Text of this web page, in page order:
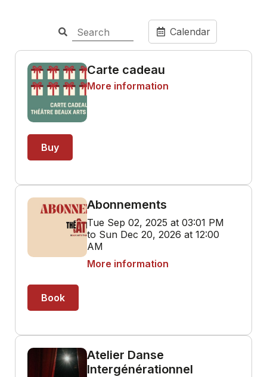
Calendar
Carte cadeau
More information
Buy
Abonnements
Tue Sep 02, 2025 at 03:01 PM
to Sun Dec 20, 2026 at 12:00
AM
More information
Book
Atelier Danse
Intergénérationnel